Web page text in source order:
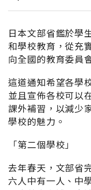
日本文部省鑑於學
和學校教育，從充
向全國的教育委員
這道通知希望各學
並且宣佈各校可以
課外補習，以減少
學校的魅力。
「第二個學校」
去年春天，文部省
六人中有一人、中